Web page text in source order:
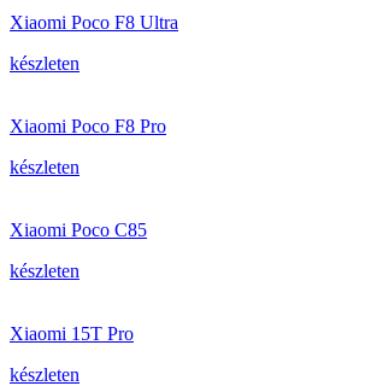
Xiaomi Poco F8 Ultra
készleten
Xiaomi Poco F8 Pro
készleten
Xiaomi Poco C85
készleten
Xiaomi 15T Pro
készleten